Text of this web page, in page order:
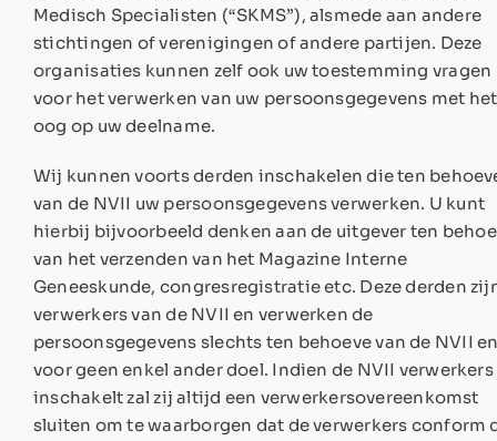
Medisch Specialisten (“SKMS”), alsmede aan andere
stichtingen of verenigingen of andere partijen. Deze
organisaties kunnen zelf ook uw toestemming vragen
voor het verwerken van uw persoonsgegevens met het
oog op uw deelname.
Wij kunnen voorts derden inschakelen die ten
van de NVII uw persoonsgegevens verwerken. U kunt
hierbij bijvoorbeeld denken aan de uitgever ten
van het verzenden van het Magazine Interne
Geneeskunde, congresregistratie etc. Deze derden
verwerkers van de NVII en verwerken de
persoonsgegevens slechts ten behoeve van de NVII
voor geen enkel ander doel. Indien de NVII verwerkers
inschakelt zal zij altijd een verwerkersovereenkomst
sluiten om te waarborgen dat de verwerkers conform